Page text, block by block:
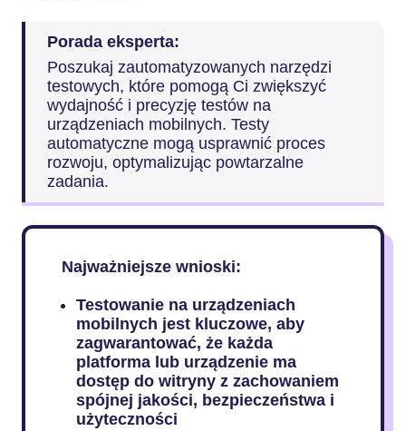
Porada eksperta:
Poszukaj zautomatyzowanych narzędzi
testowych, które pomogą Ci zwiększyć
wydajność i precyzję testów na
urządzeniach mobilnych. Testy
automatyczne mogą usprawnić proces
rozwoju, optymalizując powtarzalne
zadania.
Najważniejsze wnioski:
Testowanie na urządzeniach
mobilnych jest kluczowe, aby
zagwarantować, że każda
platforma lub urządzenie ma
dostęp do witryny z zachowaniem
spójnej jakości, bezpieczeństwa i
użyteczności